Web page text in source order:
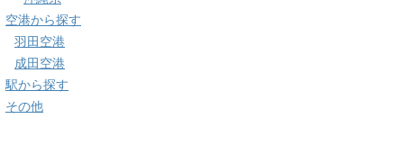
空港から探す
羽田空港
成田空港
駅から探す
その他